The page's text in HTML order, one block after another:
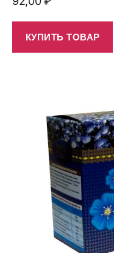
КУПИТЬ ТОВАР